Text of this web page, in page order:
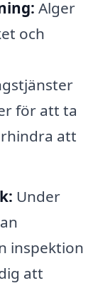
Alger
och
för att ta
att
Under
inspektion
att